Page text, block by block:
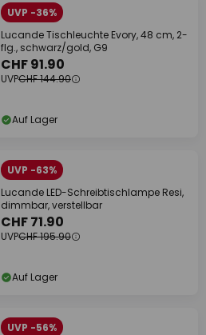
UVP -36%
Lucande Tischleuchte Evory, 48 cm, 2-
flg., schwarz/gold, G9
CHF 91.90
UVPCHF 144.90
Auf Lager
UVP -63%
Lucande LED-Schreibtischlampe Resi,
dimmbar, verstellbar
CHF 71.90
UVPCHF 195.90
Auf Lager
UVP -56%